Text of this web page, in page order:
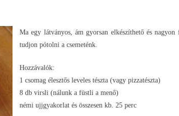
Ma egy látványos, ám gyorsan elkészíthető és
tudjon pótolni a csemeténk.
Hozzávalók:
1 csomag élesztős leveles tészta (vagy pizzatészta)
8 db virsli (nálunk a füstli a menő)
némi ujjgyakorlat és összesen kb. 25 perc